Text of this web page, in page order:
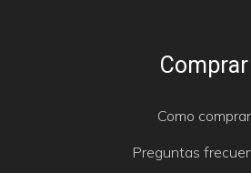
Comprar
Como comprar
Preguntas